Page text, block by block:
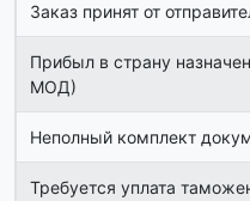
Заказ принят от
Прибыл в страну
МОД)
Неполный комплект
Требуется уплата